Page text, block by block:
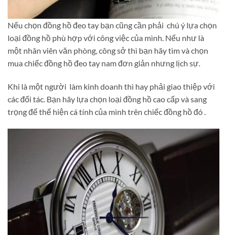
Nếu chọn đồng hồ đeo tay bạn cũng cần phải chú ý lựa chọn
loại đồng hồ phù hợp với công việc của mình. Nếu như là
một nhân viên văn phòng, công sở thì bạn hãy tìm và chọn
mua chiếc đồng hồ đeo tay nam đơn giản nhưng lịch sự.
Khi là một người làm kinh doanh thì hay phải giao thiệp với
các đối tác. Bạn hãy lựa chọn loại đồng hồ cao cấp và sang
trọng để thể hiện cá tính của mình trên chiếc đồng hồ đó .